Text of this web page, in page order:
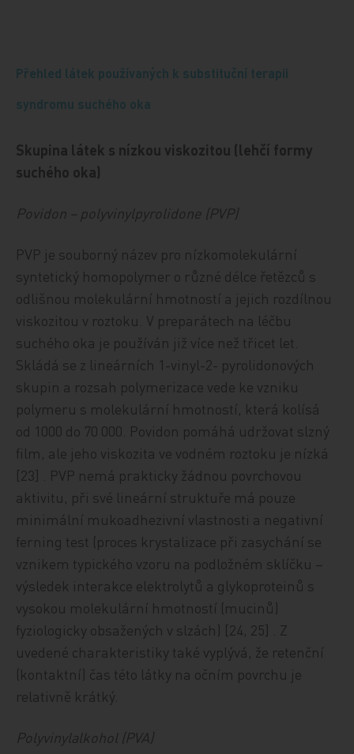
Přehled látek používaných k substituční terapii
syndromu suchého oka
Skupina látek s nízkou viskozitou (lehčí formy
suchého oka)
Povidon – polyvinylpyrolidone (PVP)
PVP je souborný název pro nízkomolekulární
syntetický homopolymer o různé délce řetězců s
odlišnou molekulární hmotností a jejich rozdílnou
viskozitou v roztoku. V preparátech na léčbu
suchého oka je používán již více než třicet let.
Skládá se z lineárních 1-vinyl-2- pyrolidonových
skupin a rozsah polymerizace vede ke vzniku
polymeru s molekulární hmotností, která kolísá
od 1000 do 70 000. Povidon pomáhá udržovat slzný
film, ale jeho viskozita ve vodném roztoku je nízká
[23] . PVP nemá prakticky žádnou povrchovou
aktivitu, při své lineární struktuře má pouze
minimální mukoadhezivní vlastnosti a negativní
ferning test (proces krystalizace při zasychání se
vznikem typického vzoru na podložném sklíčku –
výsledek interakce elektrolytů a glykoproteinů s
vysokou molekulární hmotností (mucinů)
fyziologicky obsažených v slzách) [24, 25] . Z
uvedené charakteristiky také vyplývá, že retenční
(kontaktní) čas této látky na očním povrchu je
relativně krátký.
Polyvinylalkohol (PVA)